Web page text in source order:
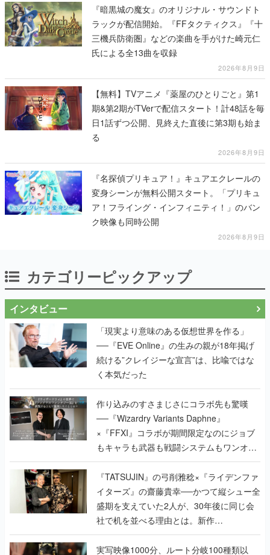
『暗黒城の魔女』のオリジナル・サウンドト
ラックが配信開始。『FFタクティクス』『十
三機兵防衛圏』などの楽曲を手がけた崎元仁
氏による全13曲を収録
2026年8月9日
【無料】TVアニメ『薬屋のひとりごと』第1
期&第2期がTVerで配信スタート！計48話を毎
日1話ずつ公開、見終えた直後に第3期も始ま
る
2026年8月9日
『名探偵プリキュア！』キュアエクレールの
変身シーンが無料公開スタート。「プリキュ
ア！フライング・インフィニティ！」のバン
ク映像も同時公開
2026年8月9日
カテゴリーピックアップ
インタビュー
「現実より意味のある仮想世界を作る」
──『EVE Online』の生みの親が18年掲げ
続ける”クレイジーな宣言”は、比喩ではな
く本気だった
作り込みのすさまじさにコラボ先も驚嘆
──『Wizardry Variants Daphne』
×『FFXI』コラボが期間限定なのにジョブ
もキャラも武器も戦闘システムもワンオフ
で作り込まれた理由を両ディレクターに聞
く
『TATSUJIN』の弓削雅稔×『ライデンファ
イターズ』の齋藤貴幸──かつて縦シュー全
盛期を支えていた2人が、30年後に同じ会
社で机を並べる理由とは。新作
『TATSUJIN EXTREME』で初タッグを組
んだレジェンド2人に訊く開発秘話
実写映像1000分、ルート分岐100種類以